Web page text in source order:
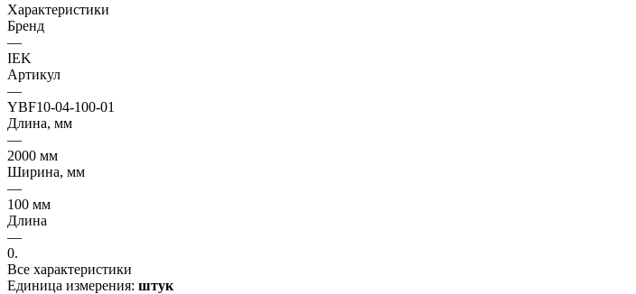
Характеристики
Бренд
—
IEK
Артикул
—
YBF10-04-100-01
Длина, мм
—
2000 мм
Ширина, мм
—
100 мм
Длина
—
0.
Все характеристики
Единица измерения: штук